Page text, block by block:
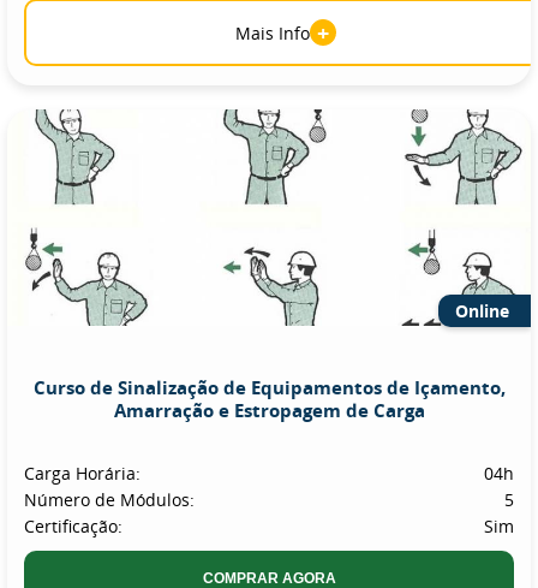
Mais Info +
Online
Curso de Sinalização de Equipamentos de Içamento,
Amarração e Estropagem de Carga
Carga Horária:
04h
Número de Módulos:
5
Certificação:
Sim
COMPRAR AGORA